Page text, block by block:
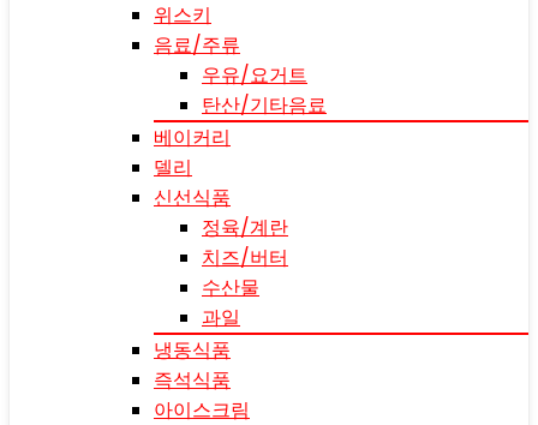
위스키
음료/주류
우유/요거트
탄산/기타음료
베이커리
델리
신선식품
정육/계란
치즈/버터
수산물
과일
냉동식품
즉석식품
아이스크림